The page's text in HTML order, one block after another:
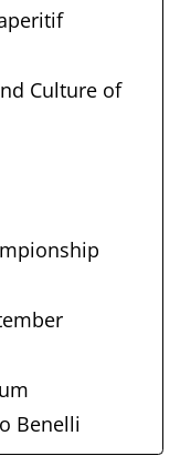
Culture of
Benelli